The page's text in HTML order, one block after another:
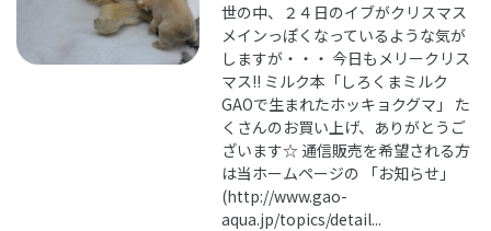
世の中、２４日のイブがクリスマス
メインっぽくなっているような気が
しますが・・・ 今日もメリークリス
マス!! ミルク本「しろくまミルク
GAOで生まれたホッキョクグマ」 た
くさんのお買い上げ、ありがとうご
ざいます☆ 通信販売を希望される方
は当ホームページの 「お知らせ」
(http://www.gao-
aqua.jp/topics/detail...